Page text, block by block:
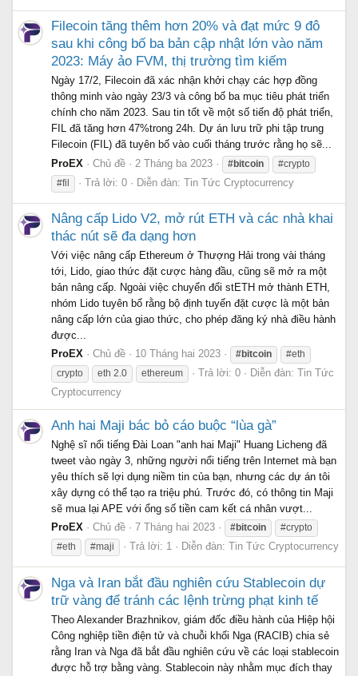
Filecoin tăng thêm hơn 20% và đạt mức 9 đô
sau khi công bố ba bản cập nhật lớn vào năm
2023: Máy ảo FVM, thị trường tìm kiếm
Ngày 17/2, Filecoin đã xác nhận khởi chạy các hợp đồng
thông minh vào ngày 23/3 và công bố ba mục tiêu phát triển
chính cho năm 2023. Sau tin tốt về một số tiến độ phát triển,
FIL đã tăng hơn 47%trong 24h. Dự án lưu trữ phi tập trung
Filecoin (FIL) đã tuyên bố vào cuối tháng trước rằng họ sẽ...
ProEX
Chủ đề 2 Tháng ba 2023 #bitcoin
#crypto
#fil
Trả lời: 0 Diễn đàn: Tin Tức Cryptocurrency
Nâng cấp Lido V2, mở rút ETH và các nhà khai
thác nút sẽ đa dạng hơn
Với việc nâng cấp Ethereum ở Thượng Hải trong vài tháng
tới, Lido, giao thức đặt cược hàng đầu, cũng sẽ mở ra một
bản nâng cấp. Ngoài việc chuyển đổi stETH mở thành ETH,
nhóm Lido tuyên bố rằng bộ định tuyến đặt cược là một bản
nâng cấp lớn của giao thức, cho phép đăng ký nhà điều hành
được...
ProEX
Chủ đề 10 Tháng hai 2023 #bitcoin
#eth
crypto
eth 2.0 ethereum Trả lời: 0 Diễn đàn: Tin Tức
Cryptocurrency
Anh hai Maji bác bỏ cáo buộc “lùa gà”
Nghệ sĩ nổi tiếng Đài Loan "anh hai Maji" Huang Licheng đã
tweet vào ngày 3, những người nổi tiếng trên Internet mà bạn
yêu thích sẽ lợi dụng niềm tin của bạn, nhưng các dự án tôi
xây dựng có thể tạo ra triệu phú. Trước đó, có thông tin Maji
sẽ mua lại APE với ổng số tiền cam kết cá nhân vượt...
ProEX
Chủ đề 7 Tháng hai 2023 #bitcoin
#crypto
#eth
#maji Trả lời: 1 Diễn đàn: Tin Tức Cryptocurrency
Nga và Iran bắt đầu nghiên cứu Stablecoin dự
trữ vàng để tránh các lệnh trừng phạt kinh tế
Theo Alexander Brazhnikov, giám đốc điều hành của Hiệp hội
Công nghiệp tiền điện tử và chuỗi khối Nga (RACIB) chia sẻ
rằng Iran và Nga đã bắt đầu nghiên cứu về các loại stablecoin
được hỗ trợ bằng vàng. Stablecoin này nhằm mục đích thay